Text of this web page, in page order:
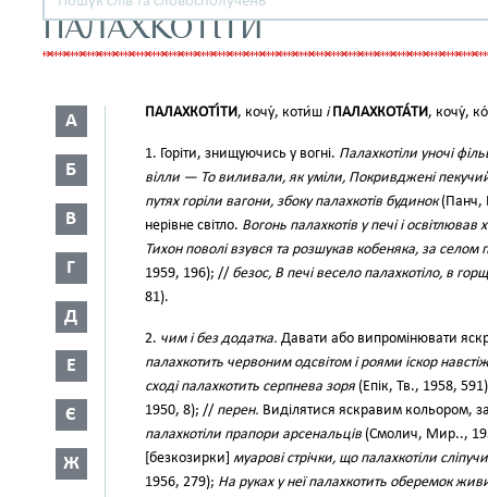
ПАЛАХКОТІТИ
А
Б
В
Г
Д
Е
Є
Ж
ПАЛАХКОТІ́ТИ, кочу́, коти́ш і ПАЛАХКОТА́ТИ, кочу́,
1. Горіти, знищуючись у вогні. Палахкотіли уночі
вілли — То виливали, як уміли, Покривджені пекучий
путях горіли вагони, збоку палахкотів будинок(Панч,
нерівне світло. Вогонь палахкотів у печі і освітлював
Тихон поволі взувся та розшукав кобеняка, за
1959, 196); // безос, В печі весело палахкотіло, в
81).
2. чим і без додатка. Давати або випромінювати
палахкотить червоним одсвітом і роями іскор
сході палахкотить серпнева зоря (Епік, Тв., 1958,
1950, 8); // перен. Виділятися яскравим кольором,
палахкотіли прапори арсенальців (Смолич, Мир..,
[безкозирки] муарові стрічки, що палахкотіли
1956, 279); На руках у неї палахкотить оберемок